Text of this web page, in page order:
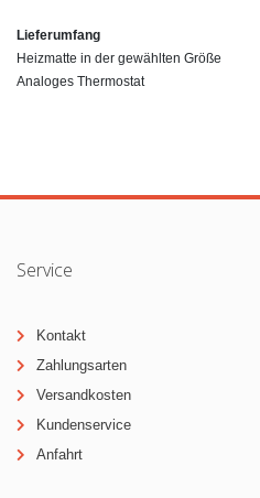
Lieferumfang
Heizmatte in der gewählten Größe
Analoges Thermostat
Service
Kontakt
Zahlungsarten
Versandkosten
Kundenservice
Anfahrt